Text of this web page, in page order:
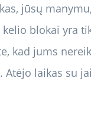
jūsų
blokai yra
kad jums
Atėjo laikas su